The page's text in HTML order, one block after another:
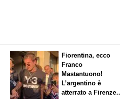
Fiorentina, ecco
Franco
Mastantuono!
L’argentino è
atterrato a Firenze,